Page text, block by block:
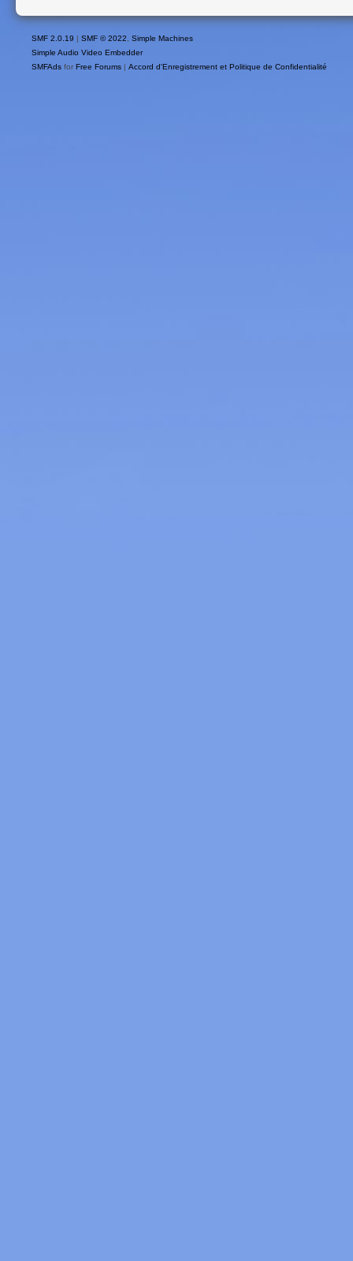
SMF 2.0.19 | SMF © 2022
Simple Machines
Simple Audio Video Embedder
SMFAds for Free Forums | Accord d'Enregistrement et Politique de Confidentialité